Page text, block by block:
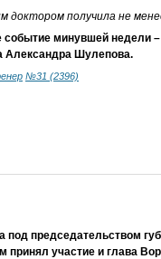
доктором получила не
минувшей недели
Александра Шулепова.
№31 (2396)
под председательством
принял участие и глава